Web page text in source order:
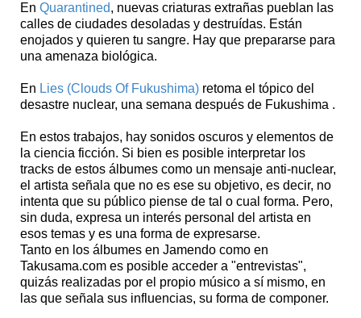
En Quarantined, nuevas criaturas extrañas pueblan las
calles de ciudades desoladas y destruídas. Están
enojados y quieren tu sangre. Hay que prepararse para
una amenaza biológica.
En Lies (Clouds Of Fukushima) retoma el tópico del
desastre nuclear, una semana después de Fukushima .
En estos trabajos, hay sonidos oscuros y elementos de
la ciencia ficción. Si bien es posible interpretar los
tracks de estos álbumes como un mensaje anti-nuclear,
el artista señala que no es ese su objetivo, es decir, no
intenta que su público piense de tal o cual forma. Pero,
sin duda, expresa un interés personal del artista en
esos temas y es una forma de expresarse.
Tanto en los álbumes en Jamendo como en
Takusama.com es posible acceder a "entrevistas",
quizás realizadas por el propio músico a sí mismo, en
las que señala sus influencias, su forma de componer.